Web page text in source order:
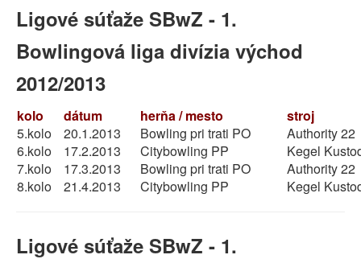
Ligové súťaže SBwZ - 1.
Bowlingová liga divízia východ
2012/2013
kolo dátum herňa / mesto
stroj
5.kolo
20.1.2013 Bowling pri trati PO
Authority 22
6.kolo
17.2.2013 Citybowling PP
Kegel
7.kolo
17.3.2013 Bowling pri trati PO
Authority 22
8.kolo
21.4.2013 Citybowling PP Kegel
Ligové súťaže SBwZ - 1.